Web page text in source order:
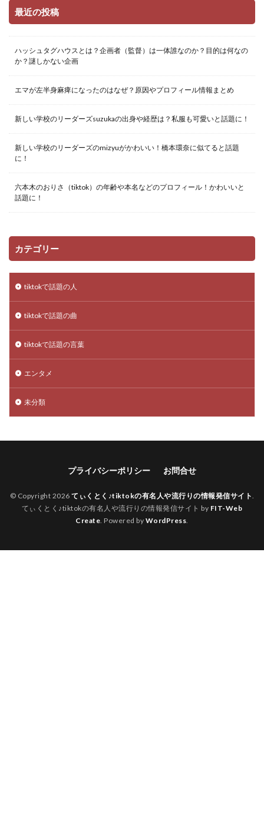
最近の投稿
ハッシュタグハウスとは？企画者（監督）は一体誰なのか？目的は何なの
か？謎しかない企画
エマが左半身麻痺になったのはなぜ？原因やプロフィール情報まとめ
新しい学校のリーダーズsuzukaの出身や経歴は？私服も可愛いと話題に！
新しい学校のリーダーズのmizyuがかわいい！橋本環奈に似てると話題
に！
六本木のおりさ（tiktok）の年齢や本名などのプロフィール！かわいいと
話題に！
カテゴリー
tiktokで話題の人
tiktokで話題の曲
tiktokで話題の言葉
エンタメ
未分類
プライバシーポリシー お問合せ
© Copyright 2026 てぃくとく♪tiktokの有名人や流行りの情報発信サイト.
てぃくとく♪tiktokの有名人や流行りの情報発信サイト by FIT-Web
Create. Powered by WordPress.